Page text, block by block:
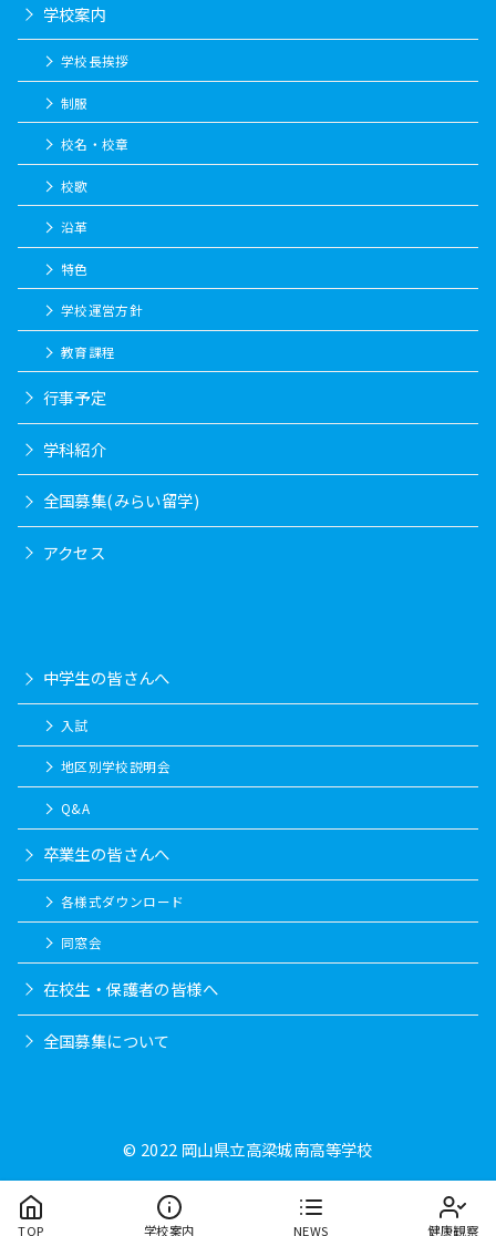
学校案内
学校長挨拶
制服
校名・校章
校歌
沿革
特色
学校運営方針
教育課程
行事予定
学科紹介
全国募集(みらい留学)
アクセス
中学生の皆さんへ
入試
地区別学校説明会
Q&A
卒業生の皆さんへ
各様式ダウンロード
同窓会
在校生・保護者の皆様へ
全国募集について
© 2022 岡山県立高梁城南高等学校
TOP 学校案内 NEWS 健康観察